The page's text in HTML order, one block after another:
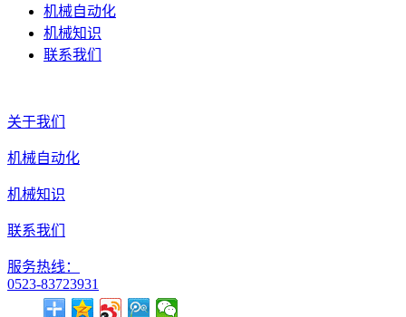
机械自动化
机械知识
联系我们
关于我们
机械自动化
机械知识
联系我们
服务热线：
0523-83723931